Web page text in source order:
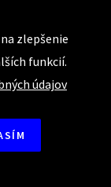
zlepšenie
funkcií.
údajov